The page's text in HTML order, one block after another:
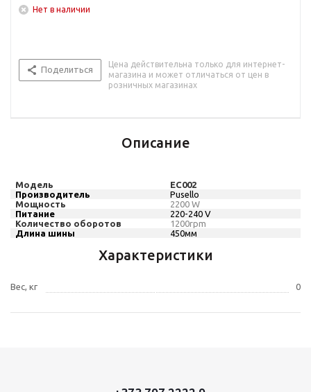
Нет в наличии
Поделиться
Цена действительна только для интернет-
магазина и может отличаться от цен в
розничных магазинах
Описание
Модель
EC002
Производитель
Pusello
Мощность
2200W
Питание
220-240V
Количество оборотов
1200rpm
Длина шины
450мм
Характеристики
Вес, кг 0